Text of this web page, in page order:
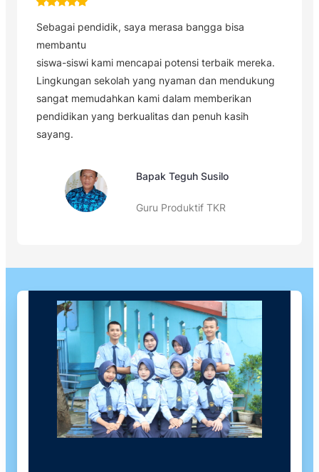
Sebagai pendidik, saya merasa bangga bisa
membantu
siswa-siswi kami mencapai potensi terbaik mereka.
Lingkungan sekolah yang nyaman dan mendukung
sangat memudahkan kami dalam memberikan
pendidikan yang berkualitas dan penuh kasih
sayang.
Bapak Teguh Susilo
Guru Produktif TKR